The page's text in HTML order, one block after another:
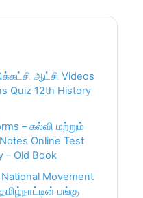
ஆட்சி Videos
Quiz 12th History
– கல்வி மற்றும்
Online Test
– Old Book
Movement
பங்கு